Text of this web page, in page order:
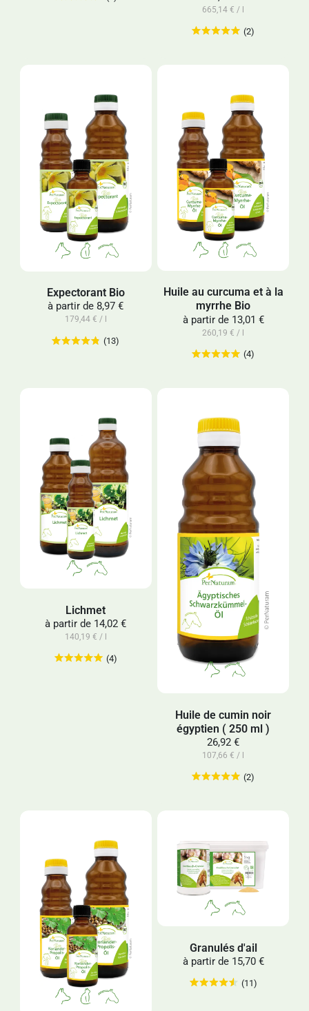
665,14 € / l
(2)
Expectorant Bio
à partir de 8,97 €
179,44 € / l
(13)
Huile au curcuma et à la
myrrhe Bio
à partir de13,01 €
260,19 € / l
(4)
Lichmet
à partir de 14,02 €
140,19 € / l
(4)
Huile de cumin noir
égyptien ( 250 ml )
26,92 €
107,66 € / l
(2)
Granulés d'ail
à partir de15,70 €
(11)